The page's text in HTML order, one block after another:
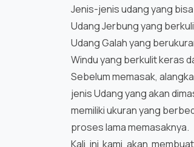
Jenis-jenis udang yang
Udang Jerbung yang
Udang Galah yang
Windu yang berkulit keras
Sebelum memasak,
jenis Udang yang akan
memiliki ukuran yang
proses lama memasaknya.
Kali ini kami akan